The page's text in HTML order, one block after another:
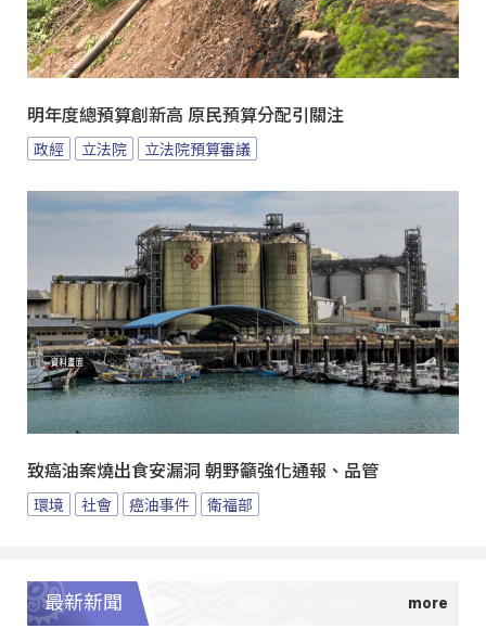
明年度總預算創新高 原民預算分配引關注
政經 立法院 立法院預算審議
致癌油案燒出食安漏洞 朝野籲強化通報、品管
環境 社會 癌油事件 衛福部
最新新聞